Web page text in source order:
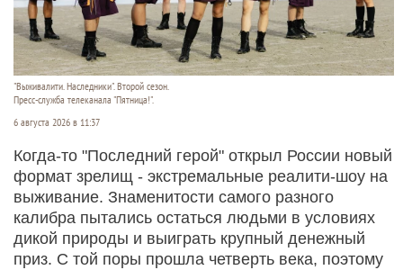
"Выживалити. Наследники". Второй сезон.
Пресс-служба телеканала "Пятница!".
6 августа 2026 в 11:37
Когда-то "Последний герой" открыл России новый
формат зрелищ - экстремальные реалити-шоу на
выживание. Знаменитости самого разного
калибра пытались остаться людьми в условиях
дикой природы и выиграть крупный денежный
приз. С той поры прошла четверть века, поэтому